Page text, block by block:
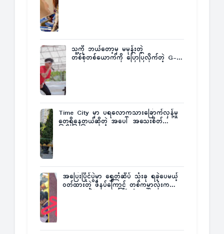
သူ့ကို ဘယ်တော့မှ မမုန်းတဲ့
တစ်စုံတစ်ယောက်ကို ပြောပြလိုက်တဲ့ G-
Time City မှာ ပရလောကသားခြောက်လှန့်မှု
တွေရှိနေတယ်ဆိုတဲ့ အပေါ် အသေးစိတ်
အပြေးပြိုင်ပွဲမှာ ရွှေတံဆိပ် သုံးခု ရခဲ့ပေမယ့်
ဝတ်ထားတဲ့ ဖိနပ်ကြောင့် တစ်ကမ္ဘာလုံးက